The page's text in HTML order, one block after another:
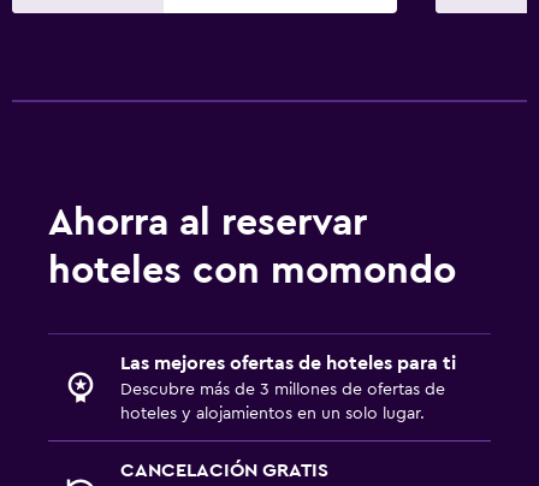
Ahorra al reservar
hoteles con momondo
Las mejores ofertas de hoteles para ti
Descubre más de 3 millones de ofertas de
hoteles y alojamientos en un solo lugar.
CANCELACIÓN GRATIS